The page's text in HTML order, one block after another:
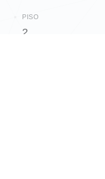
PISO
2